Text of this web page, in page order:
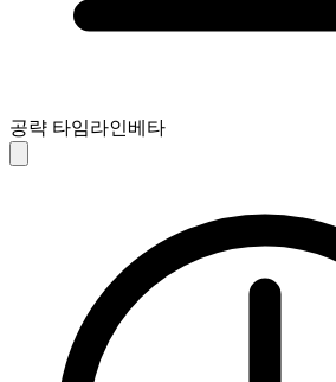
공략 타임라인베타